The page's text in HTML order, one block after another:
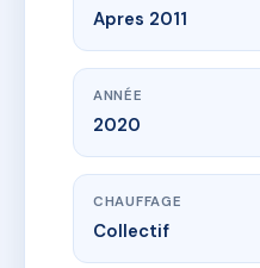
Apres 2011
ANNÉE
2020
CHAUFFAGE
Collectif